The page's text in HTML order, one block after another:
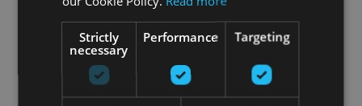
Strictly
necessary
Performance Targeting